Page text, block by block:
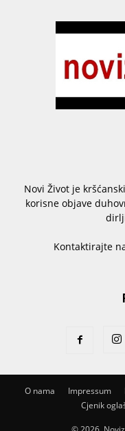
Novi Život je
korisne objave
Kontaktirajte
O nama Impressum
Cjenik